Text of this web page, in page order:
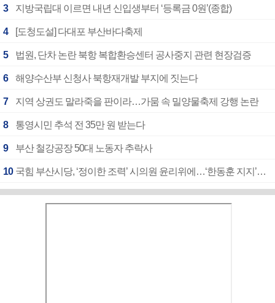
3 지방국립대 이르면 내년 신입생부터 ‘등록금 0원’(종합)
4 [도청도설] 다대포 부산바다축제
5 법원, 단차 논란 북항 복합환승센터 공사중지 관련 현장검증
6 해양수산부 신청사 북항재개발 부지에 짓는다
7 지역 상권도 말라죽을 판이라…가뭄 속 밀양물축제 강행 논란
8 통영시민 추석 전 35만 원 받는다
9 부산 철강공장 50대 노동자 추락사
10 국힘 부산시당, ‘정이한 조력’ 시의원 윤리위에…‘한동훈 지지’도 신고접수